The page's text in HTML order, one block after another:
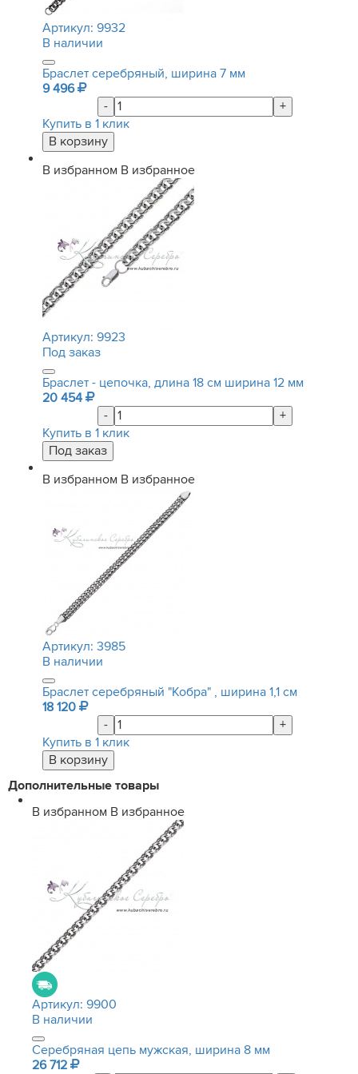
Артикул: 9932
В наличии
Браслет серебряный, ширина 7 мм
9 496
-
+
Купить в 1 клик
В избранном В избранное
Артикул: 9923
Под заказ
Браслет - цепочка, длина 18 см ширина 12 мм
20 454
-
+
Купить в 1 клик
В избранном В избранное
Артикул: 3985
В наличии
Браслет серебряный "Кобра" , ширина 1,1 см
18 120
-
+
Купить в 1 клик
Дополнительные товары
В избранном В избранное
Артикул: 9900
В наличии
Серебряная цепь мужская, ширина 8 мм
26 712